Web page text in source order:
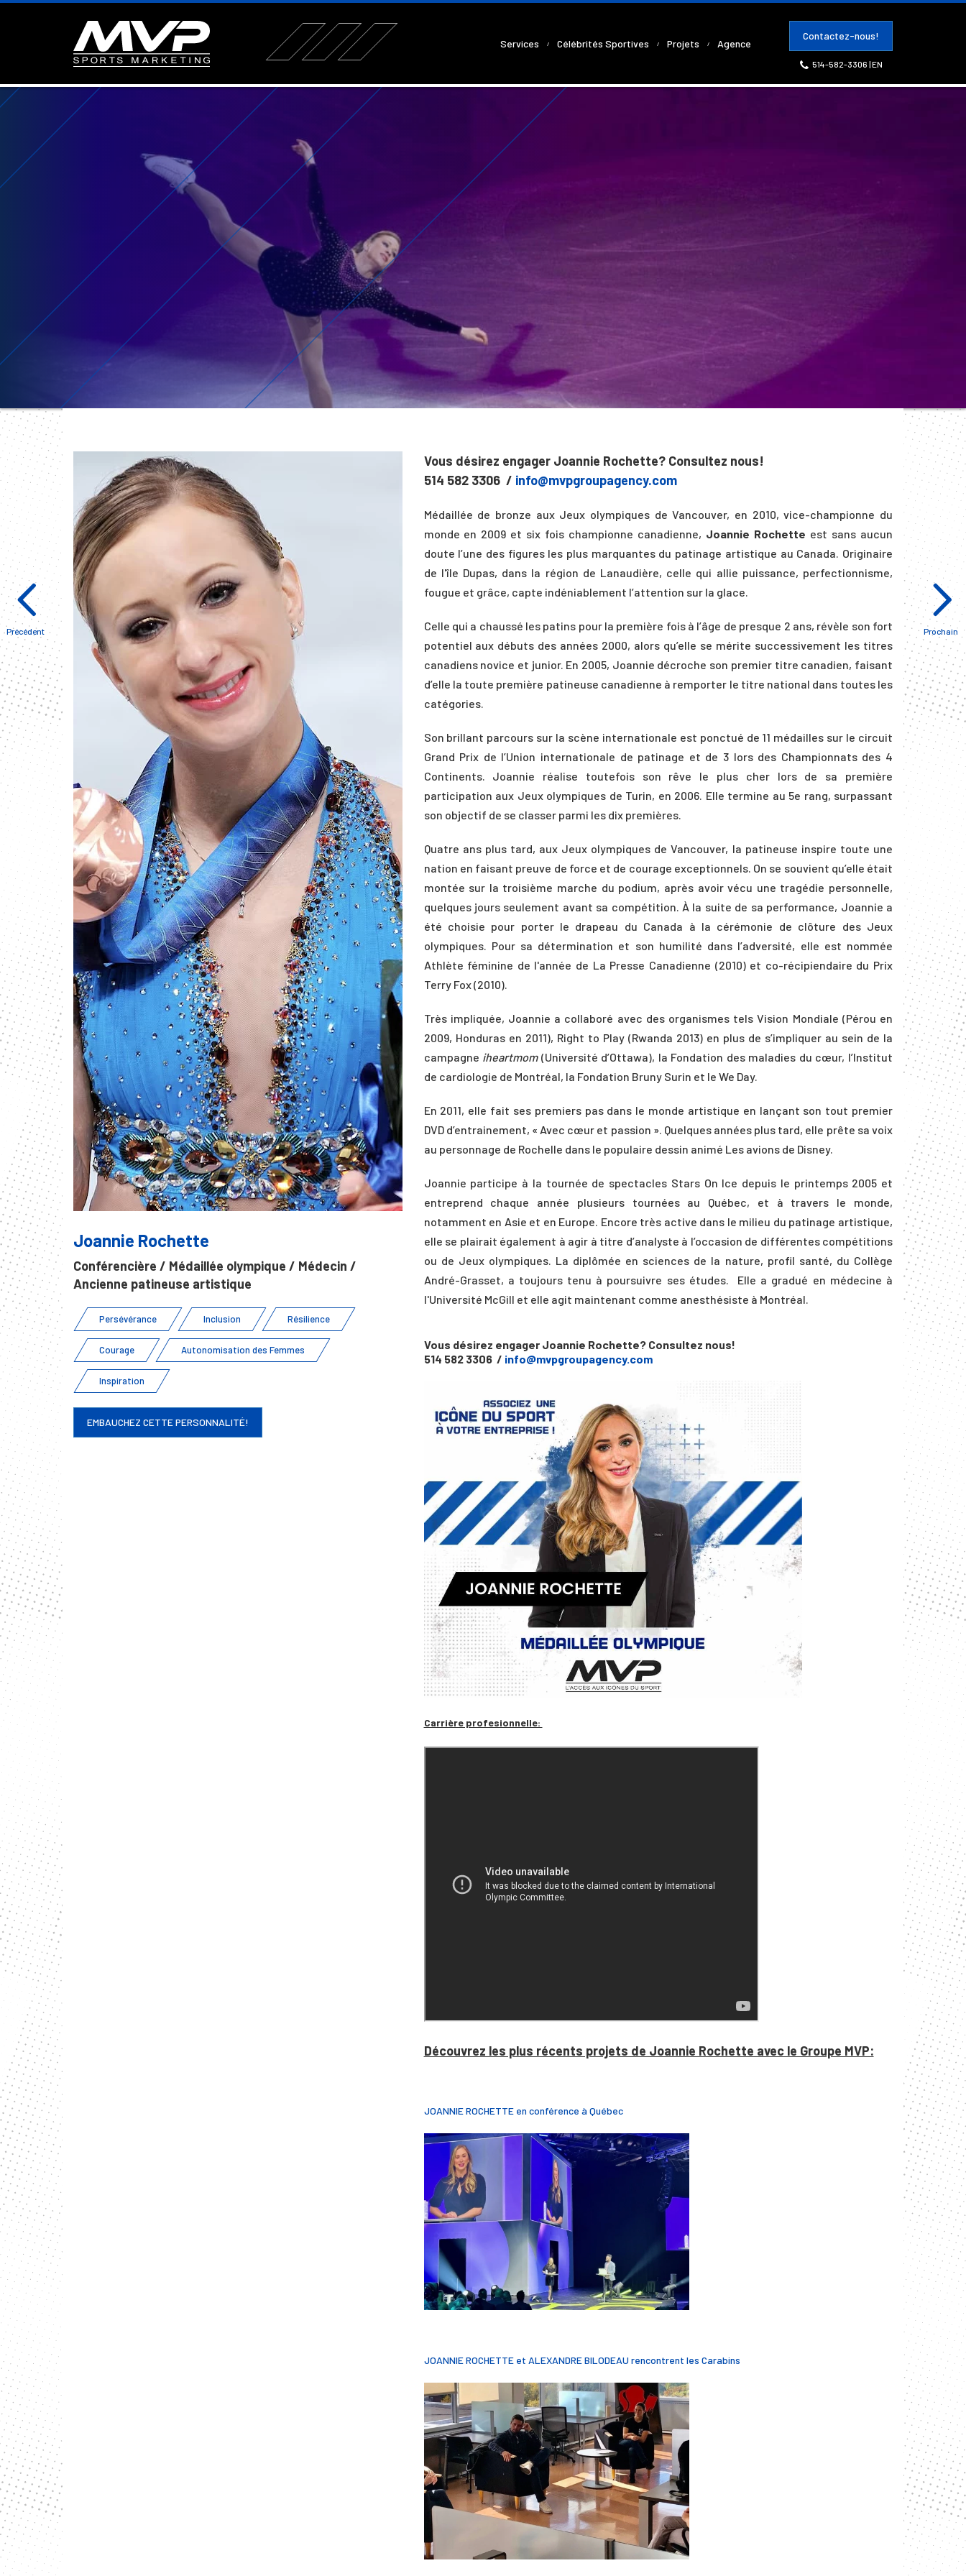
Contactez-nous!
514-582-3306 |EN
Services Célébrités Sportives Projets Agence
Précédent Prochain
Joannie Rochette
Conférencière / Médaillée olympique / Médecin /
Ancienne patineuse artistique
Persévérance Inclusion Résilience
Courage Autonomisation des Femmes
Inspiration
EMBAUCHEZ CETTE PERSONNALITÉ!
Vous désirez engager Joannie Rochette? Consultez nous!
514 582 3306 / info@mvpgroupagency.com
Médaillée de bronze aux Jeux olympiques de Vancouver, en 2010, vice-championne du
monde en 2009 et six fois championne canadienne, Joannie Rochette est sans aucun
doute l’une des figures les plus marquantes du patinage artistique au Canada. Originaire
de l'île Dupas, dans la région de Lanaudière, celle qui allie puissance, perfectionnisme,
fougue et grâce, capte indéniablement l’attention sur la glace.
Celle qui a chaussé les patins pour la première fois à l’âge de presque 2 ans, révèle son fort
potentiel aux débuts des années 2000, alors qu’elle se mérite successivement les titres
canadiens novice et junior. En 2005, Joannie décroche son premier titre canadien, faisant
d’elle la toute première patineuse canadienne à remporter le titre national dans toutes les
catégories.
Son brillant parcours sur la scène internationale est ponctué de 11 médailles sur le circuit
Grand Prix de l’Union internationale de patinage et de 3 lors des Championnats des 4
Continents. Joannie réalise toutefois son rêve le plus cher lors de sa première
participation aux Jeux olympiques de Turin, en 2006. Elle termine au 5e rang, surpassant
son objectif de se classer parmi les dix premières.
Quatre ans plus tard, aux Jeux olympiques de Vancouver, la patineuse inspire toute une
nation en faisant preuve de force et de courage exceptionnels. On se souvient qu’elle était
montée sur la troisième marche du podium, après avoir vécu une tragédie personnelle,
quelques jours seulement avant sa compétition. À la suite de sa performance, Joannie a
été choisie pour porter le drapeau du Canada à la cérémonie de clôture des Jeux
olympiques. Pour sa détermination et son humilité dans l’adversité, elle est nommée
Athlète féminine de l'année de La Presse Canadienne (2010) et co-récipiendaire du Prix
Terry Fox (2010).
Très impliquée, Joannie a collaboré avec des organismes tels Vision Mondiale (Pérou en
2009, Honduras en 2011), Right to Play (Rwanda 2013) en plus de s’impliquer au sein de la
campagne iheartmom(Université d’Ottawa), la Fondation des maladies du cœur, l’Institut
de cardiologie de Montréal, la Fondation Bruny Surin et le We Day.
En 2011, elle fait ses premiers pas dans le monde artistique en lançant son tout premier
DVD d’entrainement, « Avec cœur et passion ». Quelques années plus tard, elle prête sa voix
au personnage de Rochelle dans le populaire dessin animé Les avions de Disney.
Joannie participe à la tournée de spectacles Stars On Ice depuis le printemps 2005 et
entreprend chaque année plusieurs tournées au Québec, et à travers le monde,
notamment en Asie et en Europe. Encore très active dans le milieu du patinage artistique,
elle se plairait également à agir à titre d’analyste à l’occasion de différentes compétitions
ou de Jeux olympiques. La diplômée en sciences de la nature, profil santé, du Collège
André-Grasset, a toujours tenu à poursuivre ses études. Elle a gradué en médecine à
l'Université McGill et elle agit maintenant comme anesthésiste à Montréal.
Vous désirez engager Joannie Rochette? Consultez nous!
514 582 3306 / info@mvpgroupagency.com
Carrière profesionnelle:
Découvrez les plus récents projets de Joannie Rochette avec le Groupe MVP:
JOANNIE ROCHETTE en conférence à Québec
JOANNIE ROCHETTE et ALEXANDRE BILODEAU rencontrent les Carabins